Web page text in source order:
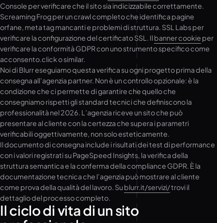
Console per verificare che il sito sia indicizzabile correttamente.
Screaming Frog per un crawl completo che identifica pagine
orfane, meta tag mancanti e problemi di struttura. SSL Labs per
verificare la configurazione del certificato SSL. Ilbanner cookie per
verificare la conformità GDPR con uno strumento specifico come
acconsento.click o similar.
Noi di Blurr eseguiamo questa verifica su ogni progetto prima della
consegna all’agenzia partner. Non è un controllo opzionale: è la
condizione che ci permette di garantire che quello che
consegniamo rispetti gli standard tecnici che definiscono la
professionalità nel 2026. L’agenzia riceve un sito che può
presentare al cliente con la certezza che supera i parametri
verificabili oggettivamente, non solo esteticamente.
Il documento di consegna include i risultati dei test di performance
con i valori registrati su PageSpeed Insights, la verifica della
struttura semantica e la conferma della compliance GDPR. È la
documentazione tecnica che l’agenzia può mostrare al cliente
come prova della qualità del lavoro. Su blurr.it/servizi/trovi il
dettaglio del processo completo.
Il ciclo di vita di un sito